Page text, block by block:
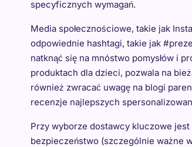
specyficznych wymagań.
Media społecznościowe, takie jak
odpowiednie hashtagi, takie jak
natknąć się na mnóstwo pomysłów i
produktach dla dzieci, pozwala na
również zwracać uwagę na blogi
recenzje najlepszych
Przy wyborze dostawcy kluczowe
bezpieczeństwo (szczególnie ważne